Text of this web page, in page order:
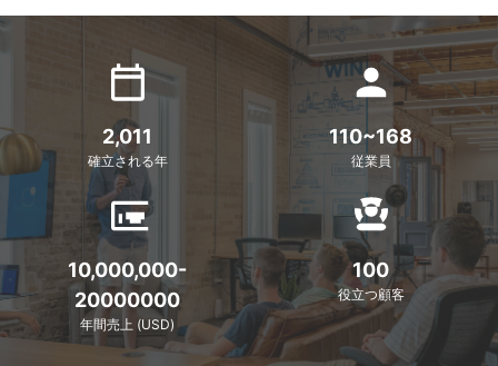
いている 材料 と 介護 80% 綿 20% ポリエステル
(柔らかく呼吸できる混合物) 制限のない動きのため
2,011
確立される年
110~168
従業員
10,000,000-
20000000
年間売上 (USD)
100
役立つ顧客